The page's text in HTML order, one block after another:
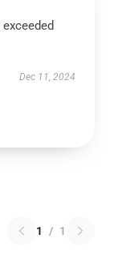
Dec 11, 2024
1 / 1